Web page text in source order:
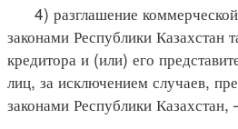
4) разглашение
законами Республики Казахстан
кредитора и (или) его
лиц, за исключением случаев,
законами Республики Казахстан,